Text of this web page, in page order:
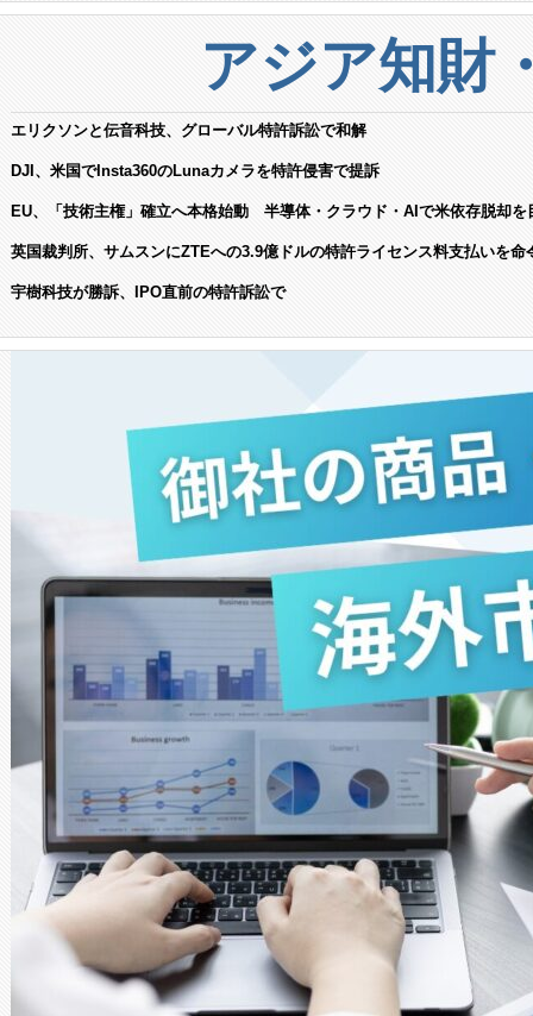
アジア知財
エリクソンと伝音科技、グローバル特許訴訟で和解
DJI、米国でInsta360のLunaカメラを特許侵害で提訴
EU、「技術主権」確立へ本格始動 半導体・クラウド・AIで米依存脱却を
英国裁判所、サムスンにZTEへの3.9億ドルの特許ライセンス料支払いを命
宇樹科技が勝訴、IPO直前の特許訴訟で